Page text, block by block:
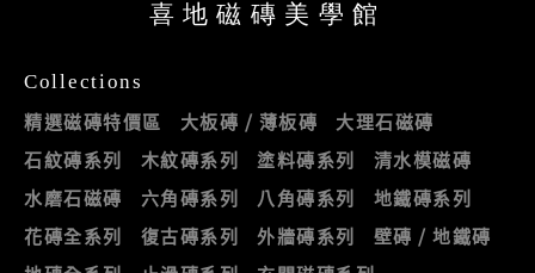
喜地磁磚美學館
Collections
精選磁磚特價區 大板磚 / 薄板磚
大理石磁磚
石紋磚系列
木紋磚系列 塗料磚系列
清水模磁磚
水磨石磁磚
六角磚系列 八角磚系列
地鐵磚系列
花磚全系列
復古磚系列 外牆磚系列
壁磚 / 地鐵磚